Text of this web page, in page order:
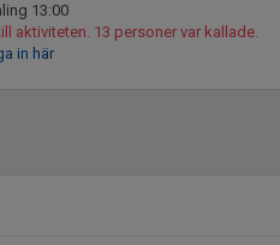
13:00
aktiviteten. 13 personer var kallade.
in här